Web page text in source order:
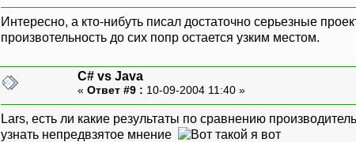
Интересно, а кто-нибуть писал достаточно серьезные
произвотельность до сих попр остается узким местом.
C# vs Java
« Ответ #9 : 10-09-2004 11:40 »
Lars, есть ли какие результаты по сравнению
узнать непредвзятое мнение